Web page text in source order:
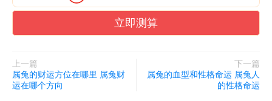
立即测算
上一篇
属兔的财运方位在哪里 属兔财
运在哪个方向
下一篇
属兔的血型和性格命运 属兔人
的性格命运